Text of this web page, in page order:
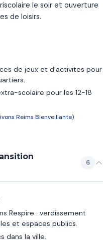
le soir et ouverture
de loisirs.
de jeux et d'activites pour
scolaire pour les 12-18
Reims Bienveillante)
6
Respire : verdissement
et espaces publics.
dans la ville.